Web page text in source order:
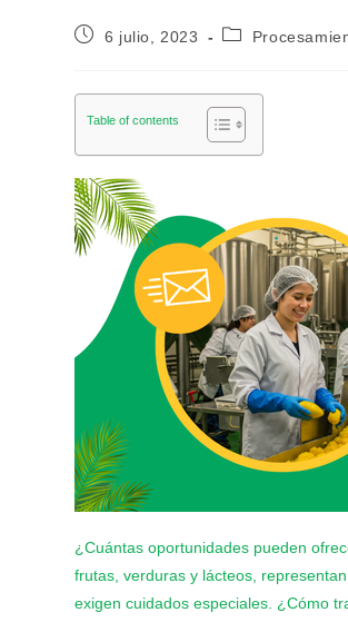
6 julio, 2023
Table of contents
¿Cuántas oportunidades pueden
frutas, verduras y lácteos,
exigen cuidados especiales. ¿Cómo